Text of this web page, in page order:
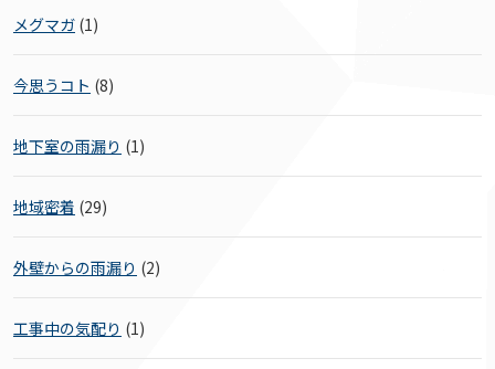
メグマガ (1)
今思うコト (8)
地下室の雨漏り (1)
地域密着 (29)
外壁からの雨漏り (2)
工事中の気配り (1)